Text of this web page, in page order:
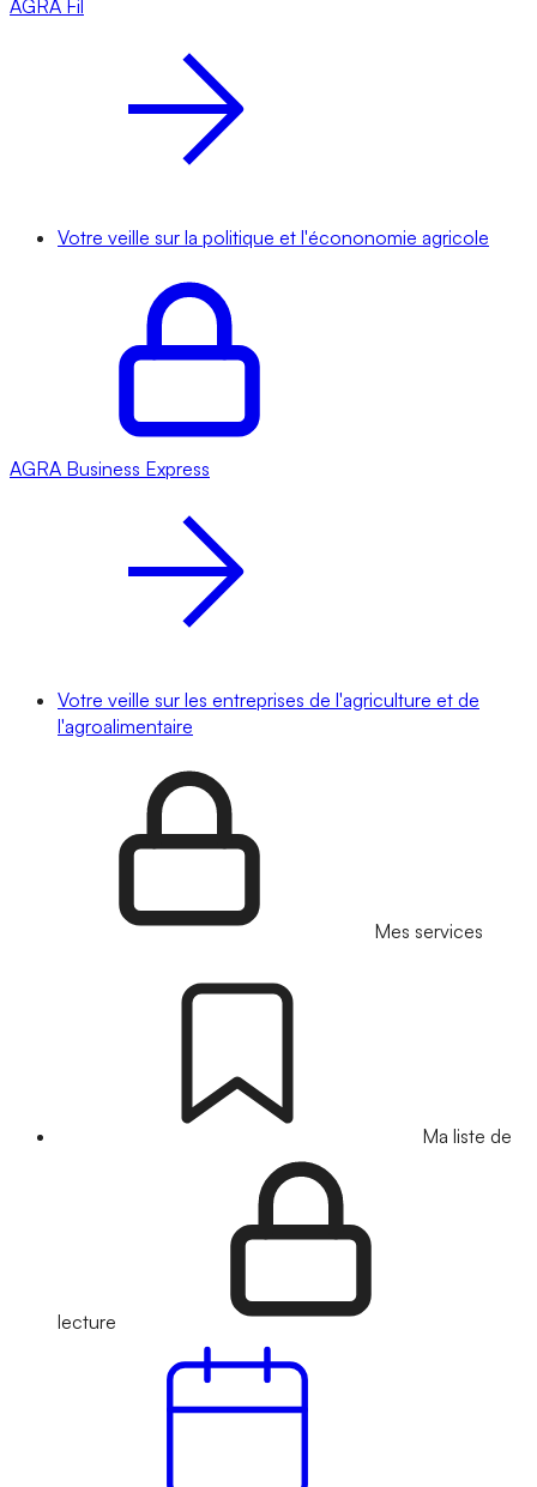
AGRA Fil
Votre veille sur la politique et l'écononomie agricole
AGRA Business Express
Votre veille sur les entreprises de l'agriculture et de
l'agroalimentaire
Mes services
Ma liste de
lecture